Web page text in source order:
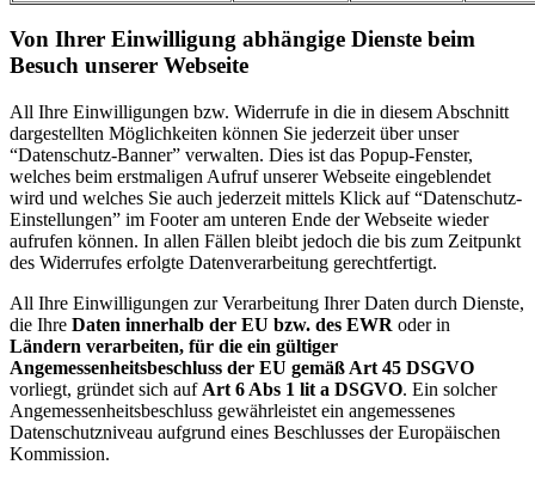
Von Ihrer Einwilligung abhängige Dienste beim
Besuch unserer Webseite
All Ihre Einwilligungen bzw. Widerrufe in die in diesem Abschnitt
dargestellten Möglichkeiten können Sie jederzeit über unser
“Datenschutz-Banner” verwalten. Dies ist das Popup-Fenster,
welches beim erstmaligen Aufruf unserer Webseite eingeblendet
wird und welches Sie auch jederzeit mittels Klick auf “Datenschutz-
Einstellungen” im Footer am unteren Ende der Webseite wieder
aufrufen können. In allen Fällen bleibt jedoch die bis zum Zeitpunkt
des Widerrufes erfolgte Datenverarbeitung gerechtfertigt.
All Ihre Einwilligungen zur Verarbeitung Ihrer Daten durch Dienste,
die Ihre Daten innerhalb der EU bzw. des EWR oder in
Ländern verarbeiten, für die ein gültiger
Angemessenheitsbeschluss der EU gemäß Art 45 DSGVO
vorliegt, gründet sich auf Art 6 Abs 1 lit a DSGVO. Ein solcher
Angemessenheitsbeschluss gewährleistet ein angemessenes
Datenschutzniveau aufgrund eines Beschlusses der Europäischen
Kommission.